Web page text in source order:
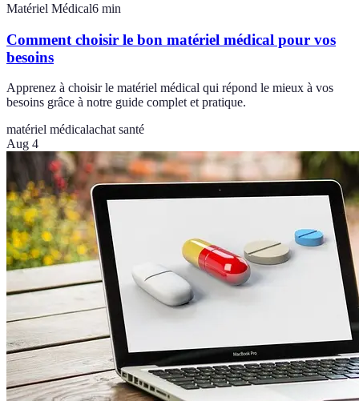
Matériel Médical6 min
Comment choisir le bon matériel médical pour vos
besoins
Apprenez à choisir le matériel médical qui répond le mieux à vos
besoins grâce à notre guide complet et pratique.
matériel médicalachat santé
Aug 4